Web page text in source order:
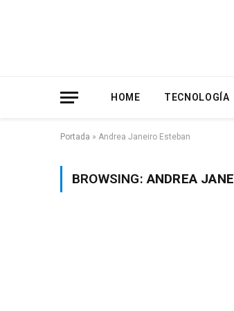
HOME TECNOLOGÍA
Portada » Andrea Janeiro Esteban
BROWSING:ANDREA